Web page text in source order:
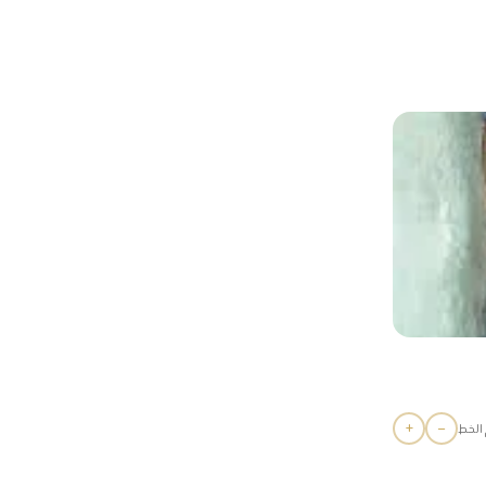
−
+